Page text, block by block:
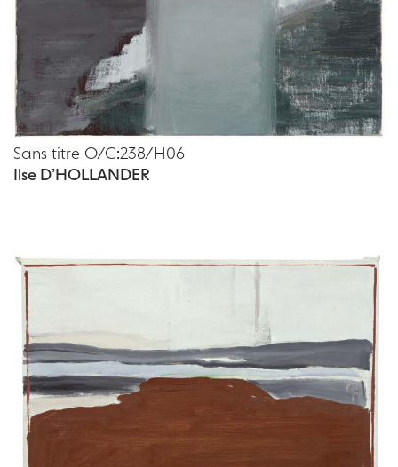
Sans titre O/C:238/H06
Ilse D’HOLLANDER